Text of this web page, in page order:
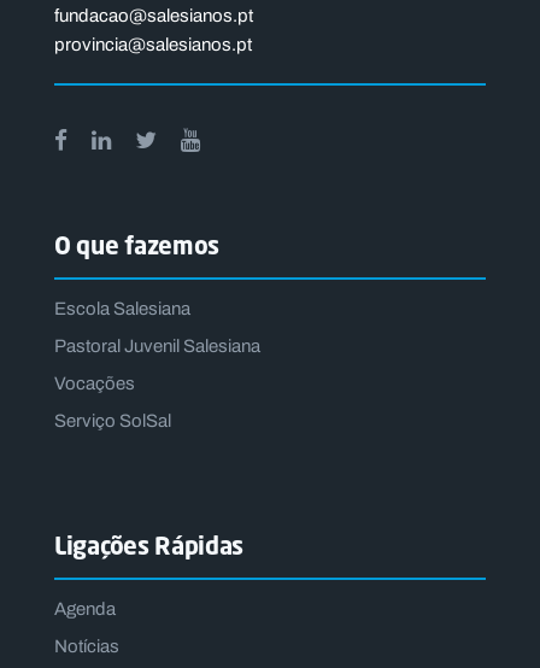
fundacao@salesianos.pt
provincia@salesianos.pt
O que fazemos
Escola Salesiana
Pastoral Juvenil Salesiana
Vocações
Serviço SolSal
Ligações Rápidas
Agenda
Notícias